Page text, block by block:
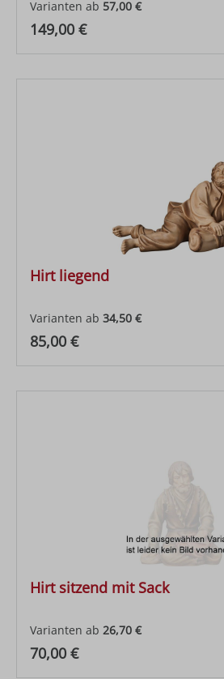
Varianten ab 57,00 €
Regulärer Preis:
149,00 €
Hirt liegend
Varianten ab 34,50 €
Regulärer Preis:
85,00 €
Hirt sitzend mit Sack
Varianten ab 26,70 €
Regulärer Preis:
70,00 €